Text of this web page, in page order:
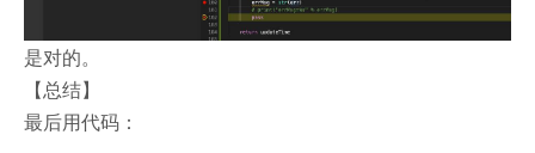
是对的。
【总结】
最后用代码：